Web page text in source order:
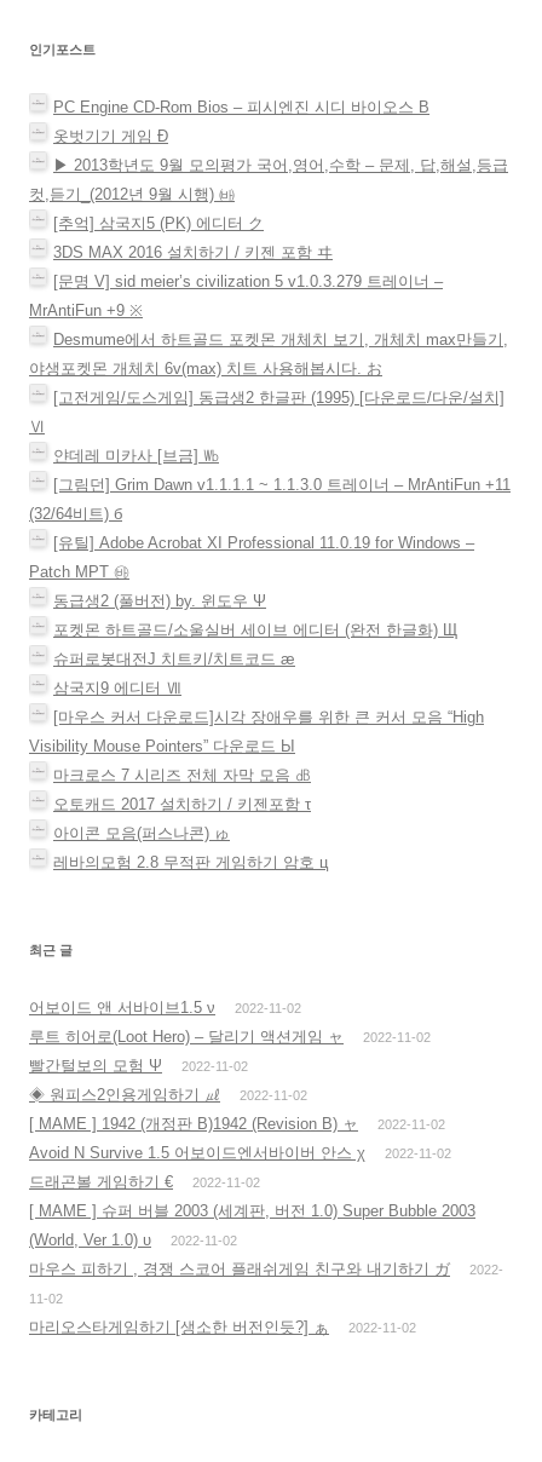
이
션
인기포스트
PC Engine CD-Rom Bios – 피시엔진 시디 바이오스 Β
옷벗기기 게임 Ð
▶ 2013학년도 9월 모의평가 국어,영어,수학 – 문제, 답,해설,등급
컷,듣기_(2012년 9월 시행) ㈓
[추억] 삼국지5 (PK) 에디터 ク
3DS MAX 2016 설치하기 / 키젠 포함 ヰ
[문명 V] sid meier’s civilization 5 v1.0.3.279 트레이너 –
MrAntiFun +9 ※
Desmume에서 하트골드 포켓몬 개체치 보기, 개체치 max만들기,
야생포켓몬 개체치 6v(max) 치트 사용해봅시다. お
[고전게임/도스게임] 동급생2 한글판 (1995) [다운로드/다운/설치]
Ⅵ
얀데레 미카사 [브금] ㏝
[그림던] Grim Dawn v1.1.1.1 ~ 1.1.3.0 트레이너 – MrAntiFun +11
(32/64비트) б
[유틸] Adobe Acrobat XI Professional 11.0.19 for Windows –
Patch MPT ㉳
동급생2 (풀버전) by. 윈도우 Ψ
포켓몬 하트골드/소울실버 세이브 에디터 (완전 한글화) Щ
슈퍼로봇대전J 치트키/치트코드 æ
삼국지9 에디터 Ⅶ
[마우스 커서 다운로드]시각 장애우를 위한 큰 커서 모음 “High
Visibility Mouse Pointers” 다운로드 Ы
마크로스 7 시리즈 전체 자막 모음 ㏈
오토캐드 2017 설치하기 / 키젠포함 τ
아이콘 모음(퍼스나콘) ゅ
레바의모험 2.8 무적판 게임하기 암호 ц
최근 글
어보이드 앤 서바이브1.5 ν 2022-11-02
루트 히어로(Loot Hero) – 달리기 액션게임 ャ 2022-11-02
빨간털보의 모험 Ψ 2022-11-02
◈ 원피스2인용게임하기 ㎕ 2022-11-02
[ MAME ] 1942 (개정판 B)1942 (Revision B) ャ 2022-11-02
Avoid N Survive 1.5 어보이드엔서바이버 안스 χ 2022-11-02
드래곤볼 게임하기 € 2022-11-02
[ MAME ] 슈퍼 버블 2003 (세계판, 버전 1.0) Super Bubble 2003
(World, Ver 1.0) υ
2022-11-02
마우스 피하기 , 경쟁 스코어 플래쉬게임 친구와 내기하기 ガ
2022-
11-02
마리오스타게임하기 [생소한 버전인듯?] ぁ 2022-11-02
카테고리